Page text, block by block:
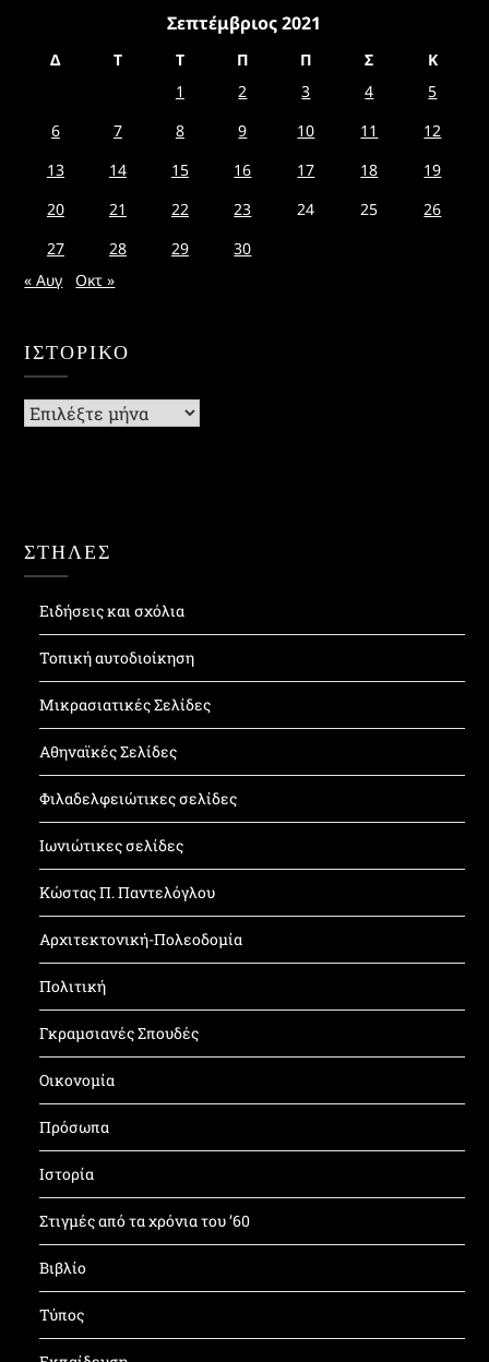
Σεπτέμβριος 2021
Δ Τ Τ Π Π Σ
Κ
1
2 3 4
5
6
7 8 9 10 11
12
13
14 15 16 17 18
19
20
21 22 23 24 25
26
27
28 29
30
« Αυγ
Οκτ »
ΙΣΤΟΡΙΚΌ
Ιστορικό
ΣΤΗΛΕΣ
Ειδήσεις και σχόλια
Τοπική αυτοδιοίκηση
Μικρασιατικές Σελίδες
Αθηναϊκές Σελίδες
Φιλαδελφειώτικες σελίδες
Ιωνιώτικες σελίδες
Κώστας Π. Παντελόγλου
Αρχιτεκτονική-Πολεοδομία
Πολιτική
Γκραμσιανές Σπουδές
Οικονομία
Πρόσωπα
Ιστορία
Στιγμές από τα χρόνια του ’60
Βιβλίο
Τύπος